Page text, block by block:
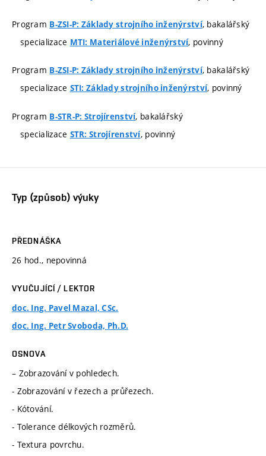
Program B-ZSI-P: Základy strojního inženýrství, bakalářský
specializace MTI: Materiálové inženýrství, povinný
Program B-ZSI-P: Základy strojního inženýrství, bakalářský
specializace STI: Základy strojního inženýrství, povinný
Program B-STR-P: Strojírenství, bakalářský
specializace STR: Strojírenství, povinný
Typ (způsob) výuky
PŘEDNÁŠKA
26 hod., nepovinná
VYUČUJÍCÍ / LEKTOR
doc. Ing. Pavel Mazal, CSc.
doc. Ing. Petr Svoboda, Ph.D.
OSNOVA
– Zobrazování v pohledech.
- Zobrazování v řezech a průřezech.
- Kótování.
- Tolerance délkových rozměrů.
- Textura povrchu.